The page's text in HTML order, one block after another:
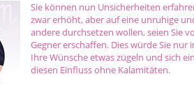
Sie können nun Unsicherheiten
zwar erhöht, aber auf eine unruhige
andere durchsetzen wollen, seien Sie
Gegner erschaffen. Dies würde Sie
Ihre Wünsche etwas zügeln und sich
diesen Einfluss ohne Kalamitäten.